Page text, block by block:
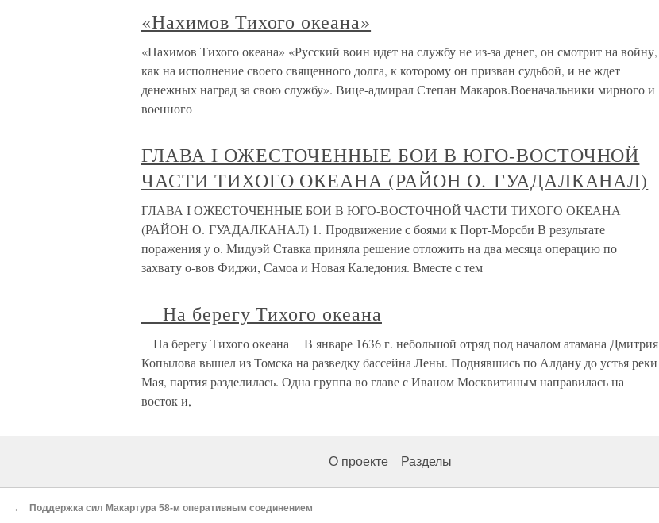
«Нахимов Тихого океана»
«Нахимов Тихого океана» «Русский воин идет на службу не из-за денег, он смотрит на войну,
как на исполнение своего священного долга, к которому он призван судьбой, и не ждет
денежных наград за свою службу». Вице-адмирал Степан Макаров.Военачальники мирного и
военного
ГЛАВА I ОЖЕСТОЧЕННЫЕ БОИ В ЮГО-ВОСТОЧНОЙ
ЧАСТИ ТИХОГО ОКЕАНА (РАЙОН О. ГУАДАЛКАНАЛ)
ГЛАВА I ОЖЕСТОЧЕННЫЕ БОИ В ЮГО-ВОСТОЧНОЙ ЧАСТИ ТИХОГО ОКЕАНА
(РАЙОН О. ГУАДАЛКАНАЛ) 1. Продвижение с боями к Порт-Морсби В результате
поражения у о. Мидуэй Ставка приняла решение отложить на два месяца операцию по
захвату о-вов Фиджи, Самоа и Новая Каледония. Вместе с тем
На берегу Тихого океана
На берегу Тихого океана В январе 1636 г. небольшой отряд под началом атамана Дмитрия
Копылова вышел из Томска на разведку бассейна Лены. Поднявшись по Алдану до устья реки
Мая, партия разделилась. Одна группа во главе с Иваном Москвитиным направилась на
восток и,
О проекте Разделы
← Поддержка сил Макартура 58-м оперативным соединением